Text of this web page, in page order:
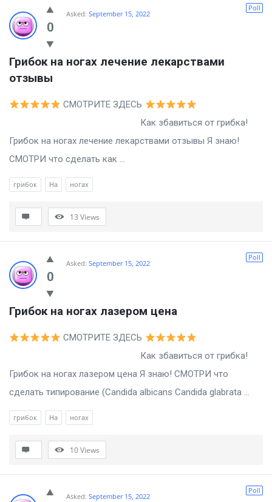
0
Poll
Asked: September 15, 2022
Грибок на ногах лечение лекарствами
отзывы
СМОТРИТЕ ЗДЕСЬ
Как збавиться от грибка!
Грибок на ногах лечение лекарствами отзывы Я знаю!
СМОТРИ что сделать как ...
грибок На ногах
13 Views
0
Poll
Asked: September 15, 2022
Грибок на ногах лазером цена
СМОТРИТЕ ЗДЕСЬ
Как збавиться от грибка!
Грибок на ногах лазером цена Я знаю! СМОТРИ что
сделать типирование (Candida albicans Candida glabrata ...
грибок На ногах
10Views
Poll
Asked: September 15, 2022